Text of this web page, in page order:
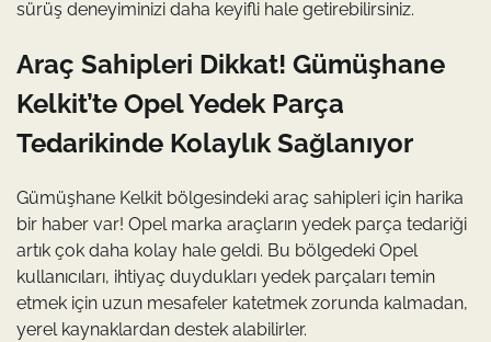
sürüş deneyiminizi daha keyifli hale getirebilirsiniz.
Araç Sahipleri Dikkat! Gümüşhane
Kelkit’te Opel Yedek Parça
Tedarikinde Kolaylık Sağlanıyor
Gümüşhane Kelkit bölgesindeki araç sahipleri için harika
bir haber var! Opel marka araçların yedek parça tedariği
artık çok daha kolay hale geldi. Bu bölgedeki Opel
kullanıcıları, ihtiyaç duydukları yedek parçaları temin
etmek için uzun mesafeler katetmek zorunda kalmadan,
yerel kaynaklardan destek alabilirler.